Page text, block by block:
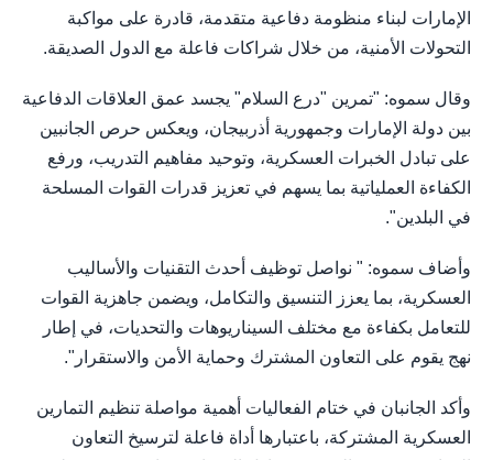
الإمارات لبناء منظومة دفاعية متقدمة، قادرة على مواكبة
التحولات الأمنية، من خلال شراكات فاعلة مع الدول الصديقة.
وقال سموه: "تمرين "درع السلام" يجسد عمق العلاقات الدفاعية
بين دولة الإمارات وجمهورية أذربيجان، ويعكس حرص الجانبين
على تبادل الخبرات العسكرية، وتوحيد مفاهيم التدريب، ورفع
الكفاءة العملياتية بما يسهم في تعزيز قدرات القوات المسلحة
في البلدين".
وأضاف سموه: " نواصل توظيف أحدث التقنيات والأساليب
العسكرية، بما يعزز التنسيق والتكامل، ويضمن جاهزية القوات
للتعامل بكفاءة مع مختلف السيناريوهات والتحديات، في إطار
نهج يقوم على التعاون المشترك وحماية الأمن والاستقرار".
وأكد الجانبان في ختام الفعاليات أهمية مواصلة تنظيم التمارين
العسكرية المشتركة، باعتبارها أداة فاعلة لترسيخ التعاون